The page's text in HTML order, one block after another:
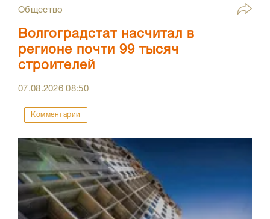
Общество
Волгоградстат насчитал в
регионе почти 99 тысяч
строителей
07.08.202608:50
Комментарии